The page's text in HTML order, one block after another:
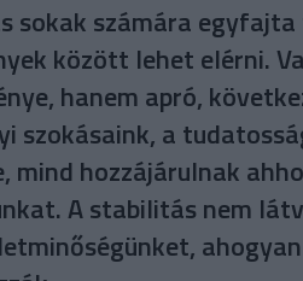
sokak számára
között lehet elérni.
hanem apró,
szokásaink, a
mind hozzájárulnak
A stabilitás nem